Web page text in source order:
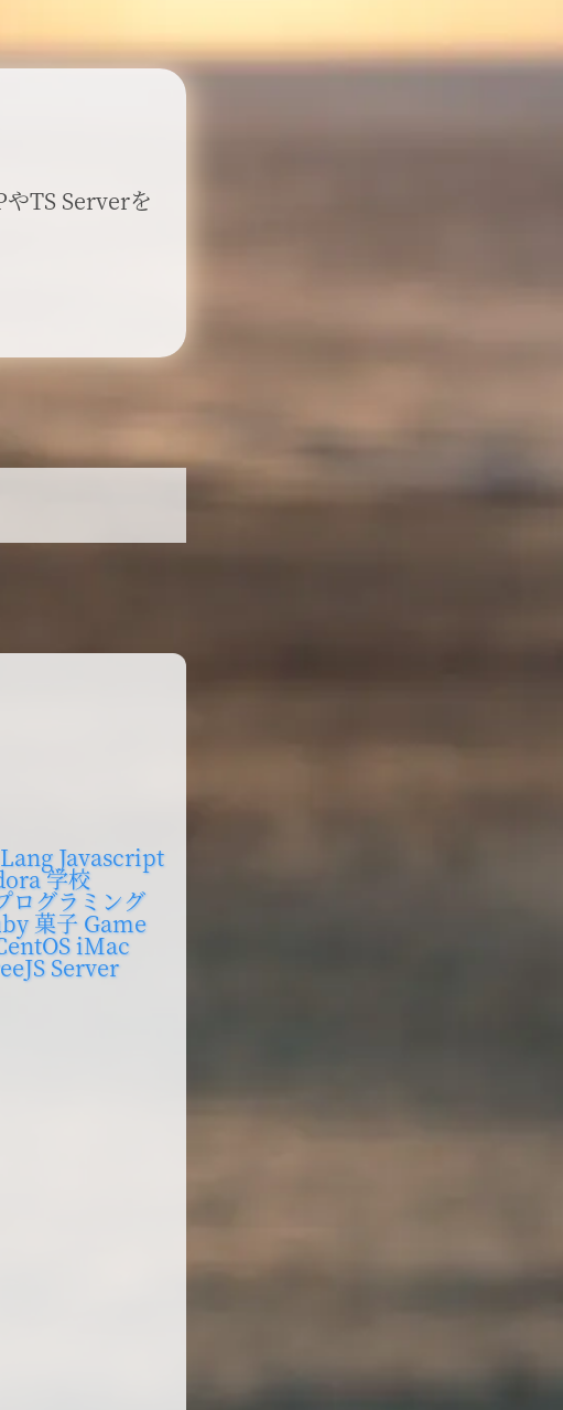
TS Serverを
Javascript
学校
ログラミング
菓子 Game
iMac
Server